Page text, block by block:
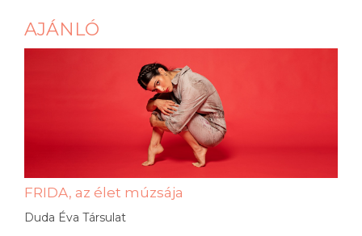
AJÁNLÓ
FRIDA, az élet múzsája
Duda Éva Társulat